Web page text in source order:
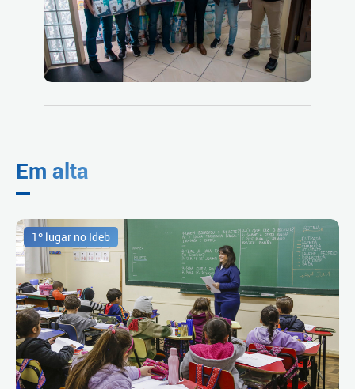
Em alta
1º lugar no Ideb